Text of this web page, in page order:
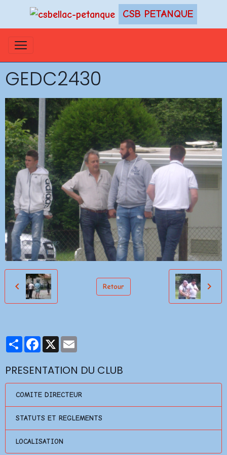
CSB PETANQUE
GEDC2430
Retour
PartagerFacebook
X
PRESENTATION DU CLUB
COMITE DIRECTEUR
STATUTS ET REGLEMENTS
LOCALISATION